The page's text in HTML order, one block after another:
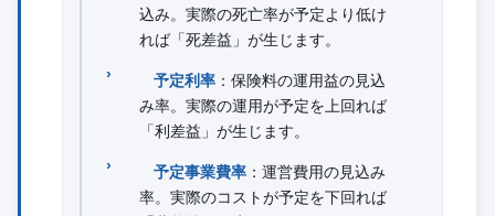
込み。実際の死亡率が予定より低け
れば「死差益」が生じます。
予定利率 ：保険料の運用益の見込
み率。実際の運用が予定を上回れば
「利差益」が生じます。
予定事業費率 ：運営費用の見込み
率。実際のコストが予定を下回れば